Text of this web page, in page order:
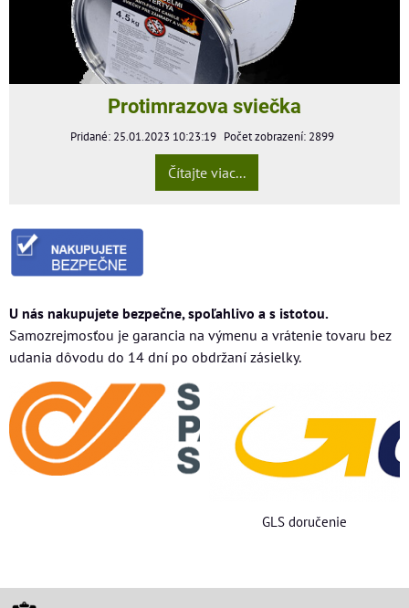
Protimrazova sviečka
Pridané: 25.01.2023 10:23:19 Počet zobrazení: 2899
Čítajte viac...
U nás nakupujete bezpečne, spoľahlivo a s istotou.
Samozrejmosťou je garancia na výmenu a vrátenie tovaru bez
udania dôvodu do 14 dní po obdržaní zásielky.
GLS doručenie